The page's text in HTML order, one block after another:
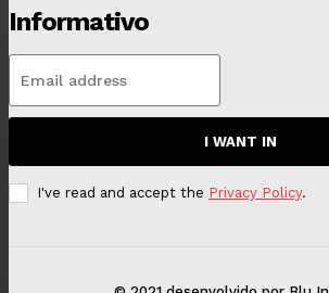
Informativo
I WANT IN
I've read and accept the Privacy Policy.